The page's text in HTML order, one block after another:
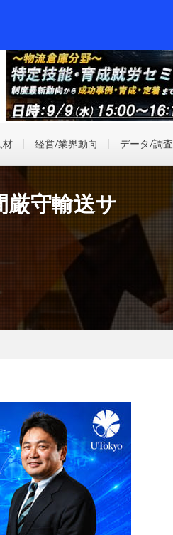
材 経営/業界動向 データ/調査
守輸送サ